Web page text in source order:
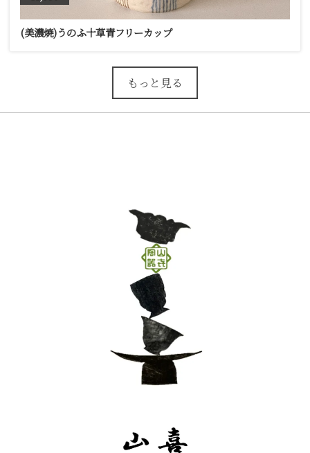
(美濃焼)うのふ十草青フリーカップ
もっと見る